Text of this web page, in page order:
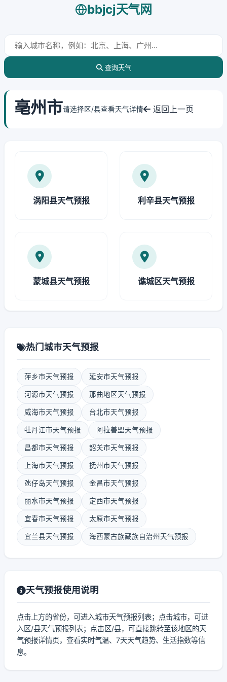
bbjcj天气网
查询天气
亳州市请选择区/县查看天气详情 返回上一页
涡阳县天气预报 利辛县天气预报
蒙城县天气预报 谯城区天气预报
热门城市天气预报
萍乡市天气预报 延安市天气预报
河源市天气预报 那曲地区天气预报
威海市天气预报 台北市天气预报
牡丹江市天气预报 阿拉善盟天气预报
昌都市天气预报 韶关市天气预报
上海市天气预报 抚州市天气预报
氹仔岛天气预报 金昌市天气预报
丽水市天气预报 定西市天气预报
宜春市天气预报 太原市天气预报
宜兰县天气预报 海西蒙古族藏族自治州天气预报
天气预报使用说明
点击上方的省份，可进入城市天气预报列表；点击城市，可进
入区/县天气预报列表；点击区/县，可直接跳转至该地区的天
气预报详情页，查看实时气温、7天天气趋势、生活指数等信
息。